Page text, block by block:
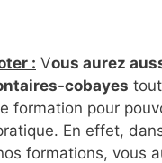
: Vous aurez
cobayes
formation pour
En effet,
formations, vous